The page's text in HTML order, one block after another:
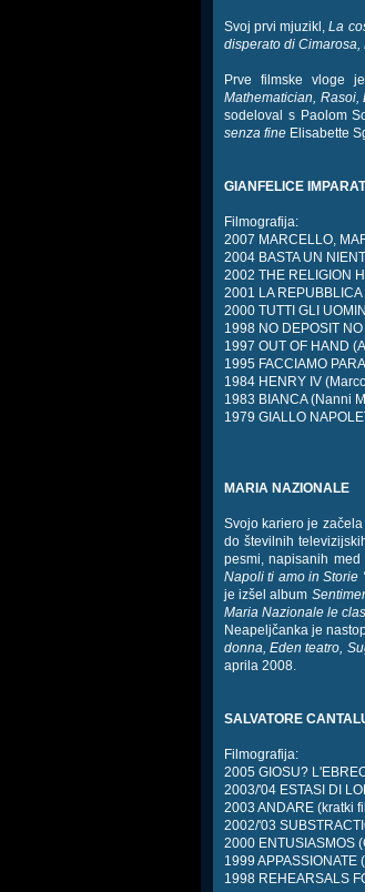
Svoj prvi mjuzikl,La
disperato di Cimarosa,
Prve filmske vloge
Mathematician, Rasoi,
sodeloval s Paolom
senza fine Elisabette
GIANFELICE
Filmografija:
2007 MARCELLO,
2004 BASTA UN
2002 THE RELIGION
2001 LA
2000 TUTTI GLI
1998 NO DEPOSIT
1997 OUT OF HAND
1995 FACCIAMO
1984 HENRY IV
1983 BIANCA (Nanni
1979 GIALLO
MARIA NAZIONALE
Svojo kariero je
do številnih
pesmi, napisanih
Napoli ti amo in Storie
je izšel album
Maria Nazionale le
Neapeljčanka je
donna, Eden teatro,
aprila 2008.
SALVATORE
Filmografija:
2005 GIOSU?
2003/'04 ESTASI DI
2003 ANDARE (kratki
2002/'03
2000 ENTUSIASMOS
1999
1998 REHEARSALS